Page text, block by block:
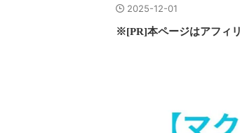
2025-12-01
※[PR]本ページはアフィ